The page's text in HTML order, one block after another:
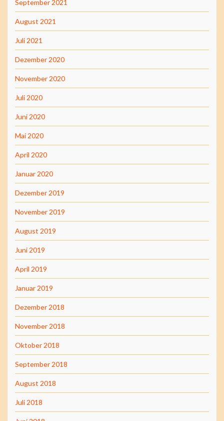
September 2021
August 2021
Juli 2021
Dezember 2020
November 2020
Juli 2020
Juni 2020
Mai 2020
April 2020
Januar 2020
Dezember 2019
November 2019
August 2019
Juni 2019
April 2019
Januar 2019
Dezember 2018
November 2018
Oktober 2018
September 2018
August 2018
Juli 2018